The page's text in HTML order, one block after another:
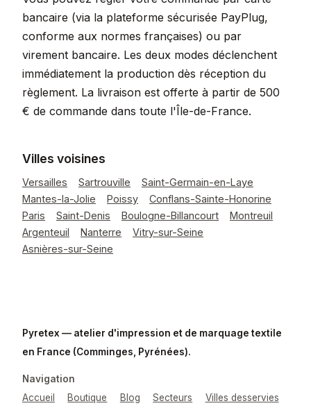
bancaire (via la plateforme sécurisée PayPlug,
conforme aux normes françaises) ou par
virement bancaire. Les deux modes déclenchent
immédiatement la production dès réception du
règlement. La livraison est offerte à partir de 500
€ de commande dans toute l'Île-de-France.
Villes voisines
Versailles Sartrouville
Saint-Germain-en-Laye
Mantes-la-Jolie
Poissy
Conflans-Sainte-Honorine
Paris
Saint-Denis Boulogne-Billancourt
Montreuil
Argenteuil
Nanterre
Vitry-sur-Seine
Asnières-sur-Seine
Pyretex — atelier d'impression et de marquage textile
en France (Comminges, Pyrénées).
Navigation
Accueil
Boutique Blog Secteurs
Villes desservies